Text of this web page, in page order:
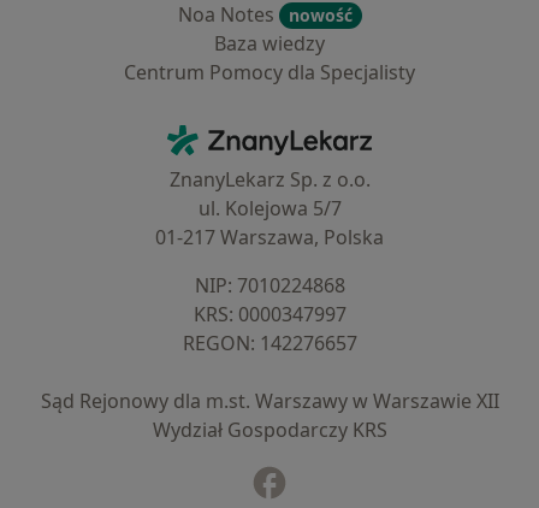
Noa Notes
nowość
Baza wiedzy
Centrum Pomocy dla Specjalisty
ZnanyLekarz - Strona główna
ZnanyLekarz Sp. z o.o.
ul. Kolejowa 5/7
01-217 Warszawa, Polska
NIP: ⁠7010224868
KRS: ⁠0000347997
REGON: ⁠142276657
Sąd Rejonowy dla m.st. Warszawy w Warszawie XII
Wydział Gospodarczy KRS